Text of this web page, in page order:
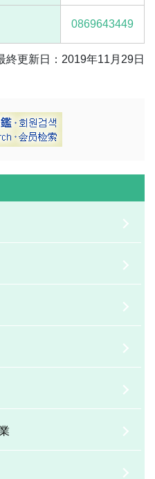
0869643449
終更新日：2019年11月29日